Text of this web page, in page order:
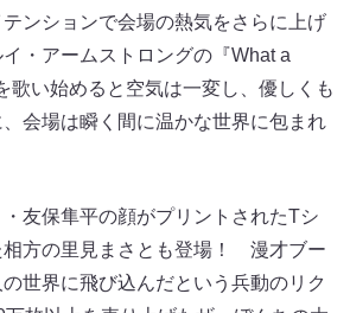
ンションで会場の熱気をさらに上げ
・アームストロングの『What a
歌い始めると空気は一変し、優しくも
会場は瞬く間に温かな世界に包まれ
友保隼平の顔がプリントされたTシ
相方の里見まさとも登場！ 漫才ブー
世界に飛び込んだという兵動のリク